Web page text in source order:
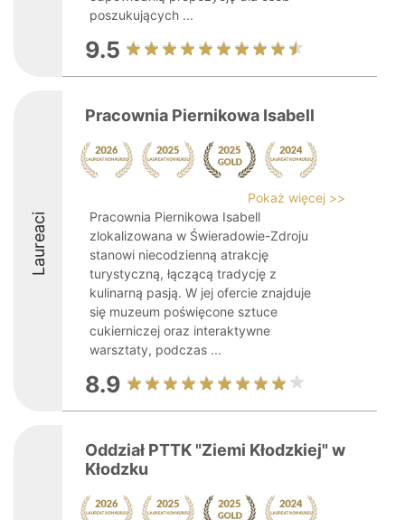
poszukujących ...
9.5
Laureaci
Pracownia Piernikowa Isabell
Pokaż więcej >>
Pracownia Piernikowa Isabell
zlokalizowana w Świeradowie-Zdroju
stanowi niecodzienną atrakcję
turystyczną, łączącą tradycję z
kulinarną pasją. W jej ofercie znajduje
się muzeum poświęcone sztuce
cukierniczej oraz interaktywne
warsztaty, podczas ...
8.9
Oddział PTTK "Ziemi Kłodzkiej" w
Kłodzku